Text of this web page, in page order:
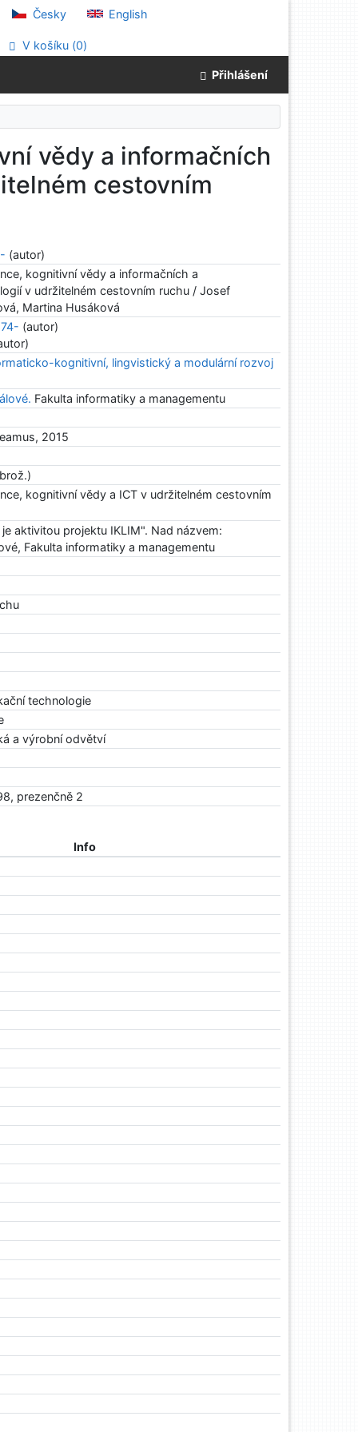
Česky English
V košíku (0)
Přihlášení
vědy a informačních
cestovním
(autor)
kognitivní vědy a informačních a
v udržitelném cestovním ruchu / Josef
Martina Husáková
(autor)
kognitivní, lingvistický a modulární rozvoj
Fakulta informatiky a managementu
2015
kognitivní vědy a ICT v udržitelném cestovním
aktivitou projektu IKLIM". Nad názvem:
Fakulta informatiky a managementu
technologie
a výrobní odvětví
prezenčně 2
Info